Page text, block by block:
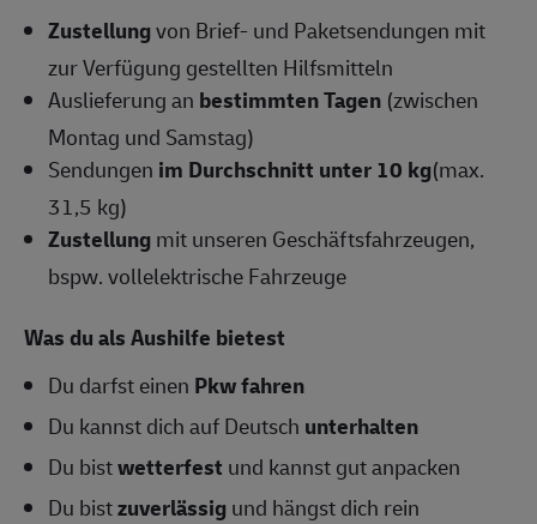
Zustellungvon Brief- und Paketsendungen mit
zur Verfügung gestellten Hilfsmitteln
Auslieferung an bestimmten Tagen (zwischen
Montag und Samstag)
Sendungen im Durchschnitt unter 10 kg(max.
31,5 kg)
Zustellungmit unseren Geschäftsfahrzeugen,
bspw. vollelektrische Fahrzeuge
Was du als Aushilfe bietest
Du darfst einen Pkw fahren
Du kannst dich auf Deutsch unterhalten
Du bistwetterfest und kannst gut anpacken
Du bistzuverlässigund hängst dich rein